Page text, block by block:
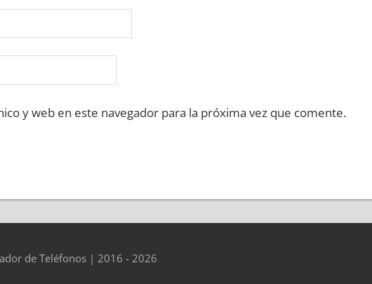
y web en este navegador para la próxima vez que comente.
de Teléfonos | 2016 - 2026